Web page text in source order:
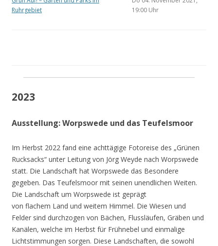
Ruhrgebiet
19:00 Uhr
2023
Ausstellung: Worpswede und das Teufelsmoor
Im Herbst 2022 fand eine achttägige Fotoreise des „Grünen
Rucksacks“ unter Leitung von Jörg Weyde nach Worpswede
statt. Die Landschaft hat Worpswede das Besondere
gegeben. Das Teufelsmoor mit seinen unendlichen Weiten.
Die Landschaft um Worpswede ist geprägt
von flachem Land und weitem Himmel. Die Wiesen und
Felder sind durchzogen von Bächen, Flussläufen, Gräben und
Kanälen, welche im Herbst für Frühnebel und einmalige
Lichtstimmungen sorgen. Diese Landschaften, die sowohl